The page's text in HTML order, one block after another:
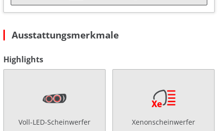
Ausstattungsmerkmale
Highlights
Voll-LED-Scheinwerfer Xenonscheinwerfer